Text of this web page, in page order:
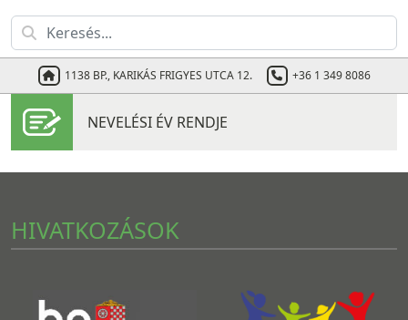
1138 BP., KARIKÁS FRIGYES UTCA 12. +36 1 349 8086
NEVELÉSI ÉV RENDJE
HIVATKOZÁSOK